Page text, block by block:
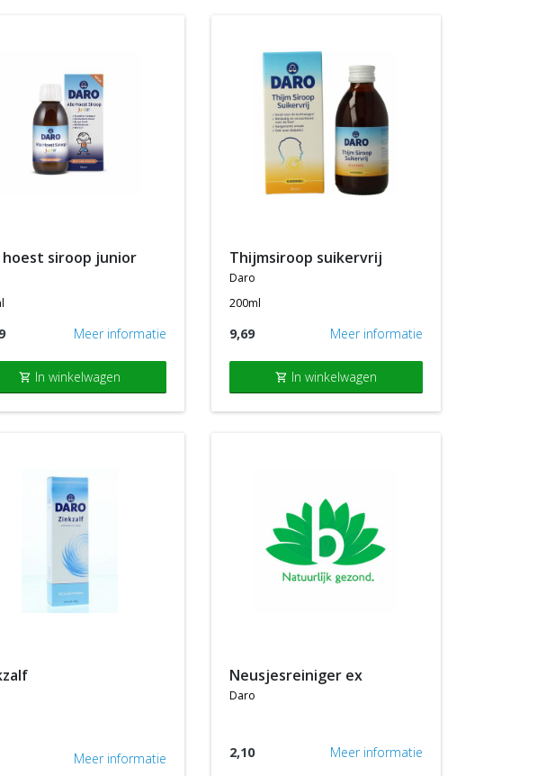
hoest siroop junior
Meer informatie
shopping_cart In winkelwagen
thijmsiroop suikervrij
daro
200ml
9,69 Meer informatie
shopping_cart In winkelwagen
Meer informatie
neusjesreiniger ex
daro
2,10 Meer informatie